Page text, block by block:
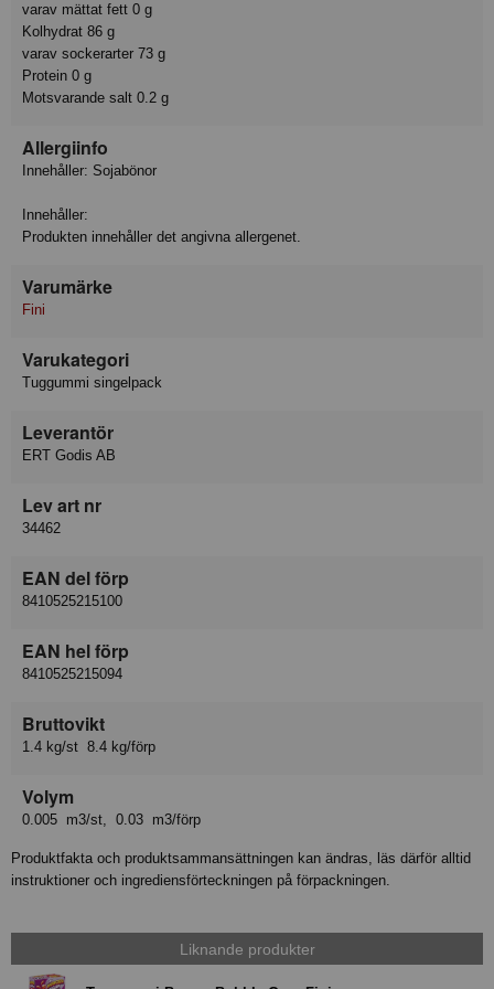
varav mättat fett 0 g
Kolhydrat 86 g
varav sockerarter 73 g
Protein 0 g
Motsvarande salt 0.2 g
Allergiinfo
Innehåller: Sojabönor
Innehåller:
Produkten innehåller det angivna allergenet.
Varumärke
Fini
Varukategori
Tuggummi singelpack
Leverantör
ERT Godis AB
Lev art nr
34462
EAN del förp
8410525215100
EAN hel förp
8410525215094
Bruttovikt
1.4 kg/st 8.4 kg/förp
Volym
0.005 m3/st, 0.03 m3/förp
Produktfakta och produktsammansättningen kan ändras, läs därför alltid
instruktioner och ingrediensförteckningen på förpackningen.
Liknande produkter